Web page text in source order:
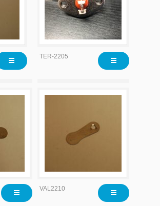
TER-2205
VAL2210